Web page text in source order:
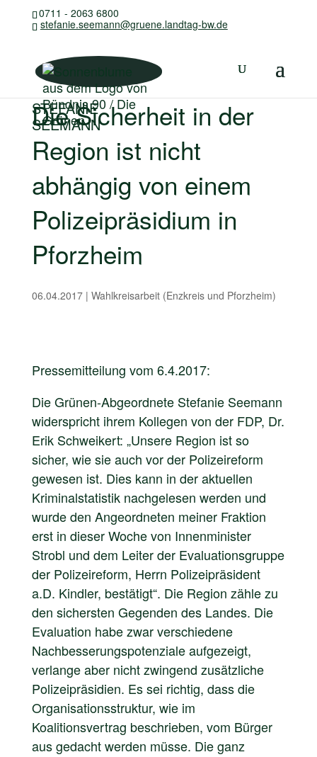
0711 - 2063 6800
stefanie.seemann@gruene.landtag-bw.de
STEFANIE
SEEMANN
Die Sicherheit in der
Region ist nicht
abhängig von einem
Polizeipräsidium in
Pforzheim
06.04.2017| Wahlkreisarbeit (Enzkreis und Pforzheim)
Pressemitteilung vom 6.4.2017:
Die Grünen-Abgeordnete Stefanie Seemann
widerspricht ihrem Kollegen von der FDP, Dr.
Erik Schweikert: „Unsere Region ist so
sicher, wie sie auch vor der Polizeireform
gewesen ist. Dies kann in der aktuellen
Kriminalstatistik nachgelesen werden und
wurde den Angeordneten meiner Fraktion
erst in dieser Woche von Innenminister
Strobl und dem Leiter der Evaluationsgruppe
der Polizeireform, Herrn Polizeipräsident
a.D. Kindler, bestätigt“. Die Region zähle zu
den sichersten Gegenden des Landes. Die
Evaluation habe zwar verschiedene
Nachbesserungspotenziale aufgezeigt,
verlange aber nicht zwingend zusätzliche
Polizeipräsidien. Es sei richtig, dass die
Organisationsstruktur, wie im
Koalitionsvertrag beschrieben, vom Bürger
aus gedacht werden müsse. Die ganz